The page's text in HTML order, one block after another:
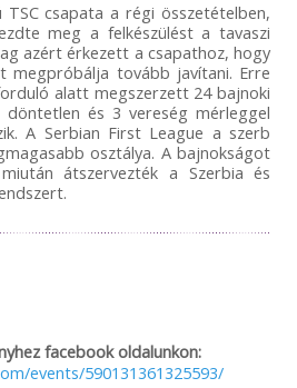
csapata a régi összetételben,
meg a felkészülést a tavaszi
azért érkezett a csapathoz, hogy
megpróbálja tovább javítani. Erre
alatt megszerzett 24 bajnoki
és 3 vereség mérleggel
A Serbian First League a szerb
osztálya. A bajnokságot
átszervezték a Szerbia és
facebook oldalunkon:
events/590131361325593/